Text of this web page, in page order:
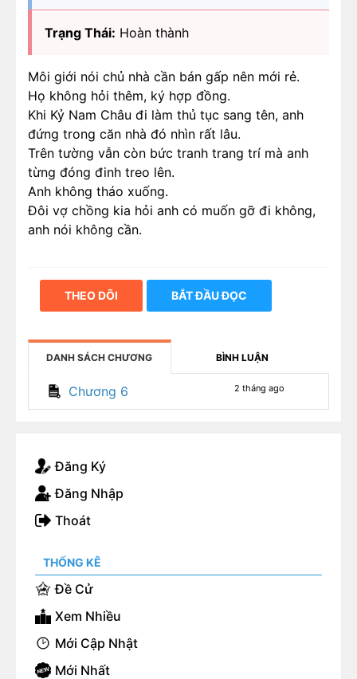
Trạng Thái: Hoàn thành
Môi giới nói chủ nhà cần bán gấp nên mới rẻ.
Họ không hỏi thêm, ký hợp đồng.
Khi Kỷ Nam Châu đi làm thủ tục sang tên, anh
đứng trong căn nhà đó nhìn rất lâu.
Trên tường vẫn còn bức tranh trang trí mà anh
từng đóng đinh treo lên.
Anh không tháo xuống.
Đôi vợ chồng kia hỏi anh có muốn gỡ đi không,
anh nói không cần.
THEO DÕI BẮT ĐẦU ĐỌC
DANH SÁCH CHƯƠNG BÌNH LUẬN
Chương 6 2 tháng ago
Đăng Ký
Đăng Nhập
Thoát
THỐNG KÊ
Đề Cử
Xem Nhiều
Mới Cập Nhật
Mới Nhất